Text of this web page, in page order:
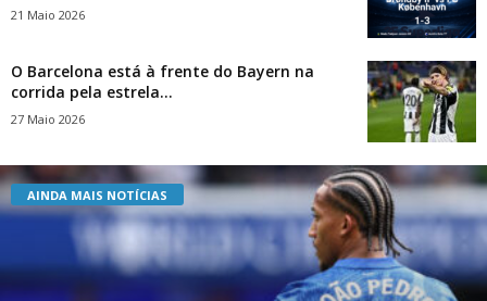
21 Maio 2026
O Barcelona está à frente do Bayern na
corrida pela estrela...
27 Maio 2026
AINDA MAIS NOTÍCIAS